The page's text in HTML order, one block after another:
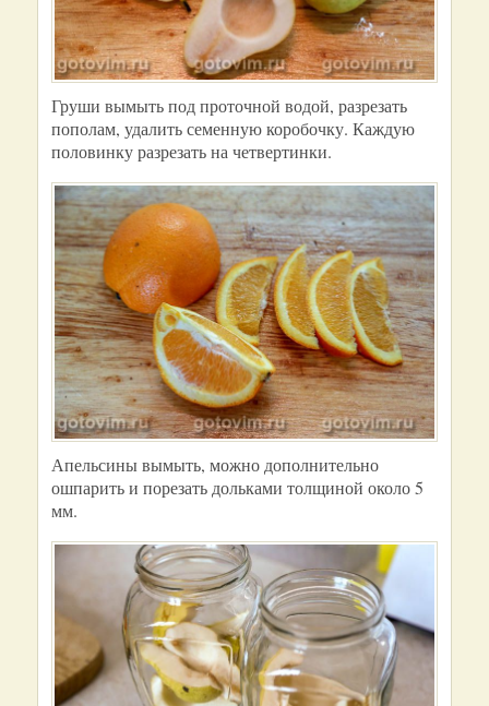
Груши вымыть под проточной водой, разрезать
пополам, удалить семенную коробочку. Каждую
половинку разрезать на четвертинки.
Апельсины вымыть, можно дополнительно
ошпарить и порезать дольками толщиной около 5
мм.